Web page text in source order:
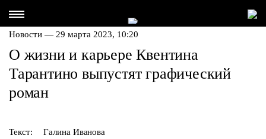
Новости — 29 марта 2023, 10:20
О жизни и карьере Квентина
Тарантино выпустят графический
роман
Текст: Галина Иванова